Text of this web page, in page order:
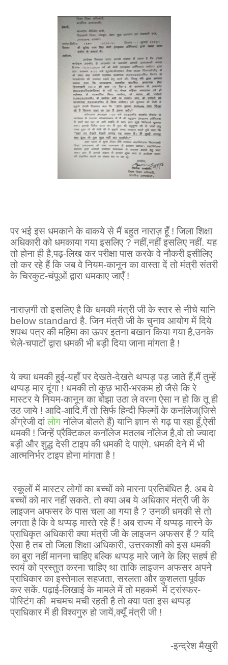
पर भई इस धमकाने के वाकये से मैं बहुत नाराज़ हूँ ! जिला शिक्षा
अधिकारी को धमकाया गया इसलिए ? नहीं,नहीं इसलिए नहीं. यह
तो होना ही है,पढ़-लिख कर परीक्षा पास करके वे नौकरी इसीलिए
तो कर रहे हैं कि जब वे नियम-कानून का वास्ता दें तो मंत्री संतरी
के चिरकुट-चंपूओं द्वारा धमकाए जाएँ !
नाराज़गी तो इसलिए है कि धमकी मंत्री जी के स्तर से नीचे यानि
below standard है. जिन मंत्री जी के चुनाव आयोग में दिये
शपथ पत्र की महिमा का ऊपर इतना बखान किया गया है,उनके
चेले-चपाटों द्वारा धमकी भी बड़ी दिया जाना मांगता है !
ये क्या धमकी हुई-यहाँ पर देखते-देखते थप्पड़ पड़ जाते हैं,मैं तुम्हें
थप्पड़ मार दूंगा ! धमकी तो कुछ भारी-भरकम हो जैसे कि रे
मास्टर ये नियम-कानून का बोझा उठा ले वरना ऐसा न हो कि तू ही
उठ जाये ! आदि-आदि.मैं तो सिर्फ हिन्दी फिल्मों के कनॉलेज(जिसे
अँग्रेजी दांलोग नॉलेज बोलते हैं) यानि ज्ञान से गढ़ पा रहा हूँ,ऐसी
धमकी ! जिन्हें प्रैक्टिकल कनॉलेज मतलब नॉलेज है,वो तो ज्यादा
बड़ी और शुद्ध देसी टाइप की धमकी दे पाएंगे. धमकी देने में भी
आत्मनिर्भर टाइप होना मांगता है !
स्कूलों में मास्टर लोगों का बच्चों को मारना प्रतिबंधित है. अब वे
बच्चों को मार नहीं सकते. तो क्या अब ये अधिकार मंत्री जी के
लाइजन अफसर के पास चला आ गया है ? उनकी धमकी से तो
लगता है कि वे थप्पड़ मारते रहे हैं ! अब राज्य में थप्पड़ मारने के
प्राधिकृत अधिकारी क्या मंत्री जी के लाइजन अफसर हैं ? यदि
ऐसा है तब तो जिला शिक्षा अधिकारी, उत्तरकाशी को इस धमकी
का बुरा नहीं मानना चाहिए बल्कि थप्पड़ मारे जाने के लिए सहर्ष ही
स्वयं को प्रस्तुत करना चाहिए था ताकि लाइजन अफसर अपने
प्राधिकार का इस्तेमाल सहजता, सरलता और कुशलता पूर्वक
कर सकें. पढ़ाई-लिखाई के मामले में तो महकमें में ट्रांस्फर-
पोस्टिंग की मचमच मची रहती है तो क्या पता इस थप्पड़
प्राधिकार में ही विश्वगुरु हो जायें,क्यूँ मंत्री जी !
-इन्द्रेश मैखुरी